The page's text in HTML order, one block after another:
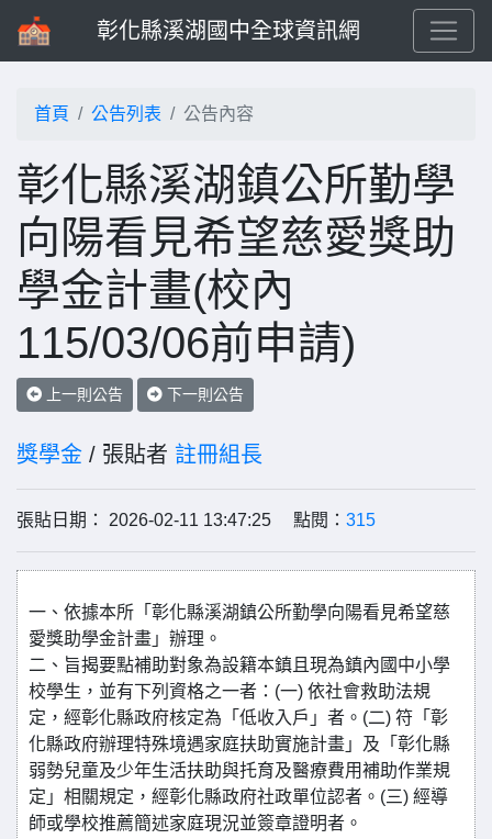
彰化縣溪湖國中全球資訊網
首頁 公告列表 公告內容
彰化縣溪湖鎮公所勤學
向陽看見希望慈愛獎助
學金計畫(校內
115/03/06前申請)
上一則公告 下一則公告
獎學金 / 張貼者 註冊組長
張貼日期： 2026-02-11 13:47:25 點閱： 315
一、依據本所「彰化縣溪湖鎮公所勤學向陽看見希望慈
愛獎助學金計畫」辦理。
二、旨揭要點補助對象為設籍本鎮且現為鎮內國中小學
校學生，並有下列資格之一者：(一) 依社會救助法規
定，經彰化縣政府核定為「低收入戶」者。(二) 符「彰
化縣政府辦理特殊境遇家庭扶助實施計畫」及「彰化縣
弱勢兒童及少年生活扶助與托育及醫療費用補助作業規
定」相關規定，經彰化縣政府社政單位認者。(三) 經導
師或學校推薦簡述家庭現況並簽章證明者。